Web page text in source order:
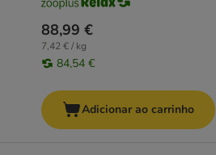
88,99 €
7,42 € / kg
84,54 €
Adicionar ao carrinho